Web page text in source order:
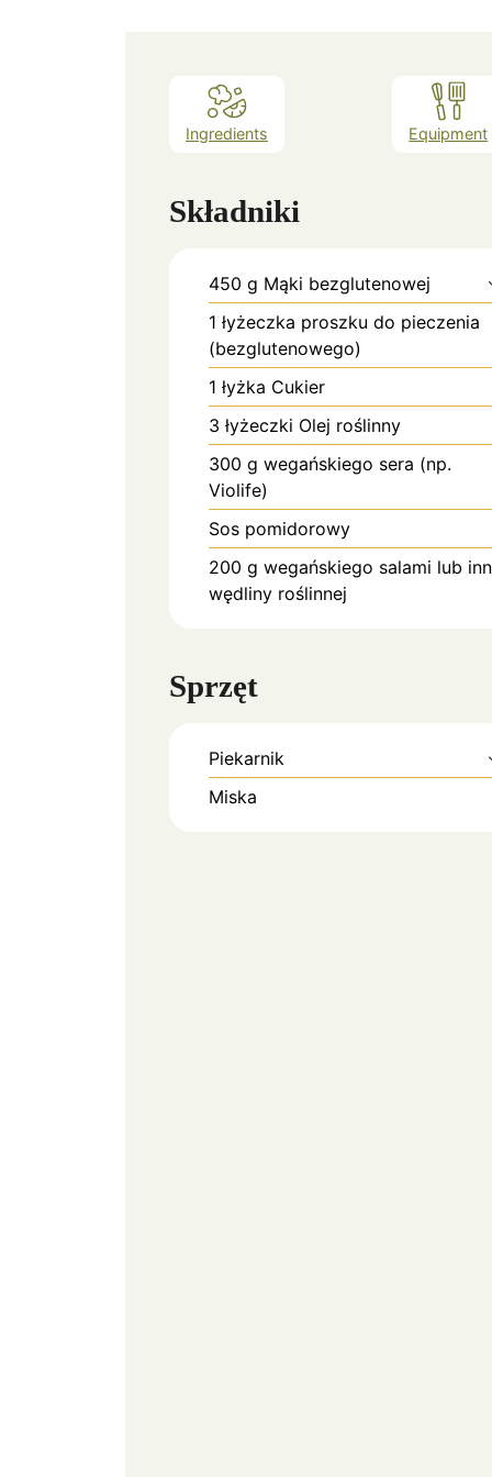
Ingredients Equipment
Składniki
450 g Mąki bezglutenowej
1 łyżeczka proszku do pieczenia
(bezglutenowego)
1 łyżka Cukier
3 łyżeczki Olej roślinny
300 g wegańskiego sera (np.
Violife)
Sos pomidorowy
200 g wegańskiego salami lub
wędliny roślinnej
Sprzęt
Piekarnik
Miska